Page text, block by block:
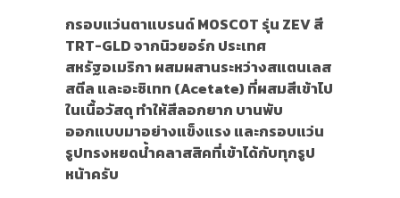
กรอบแว่นตาแบรนด์ MOSCOT รุ่น ZEV สี
TRT-GLD จากนิวยอร์ก ประเทศ
สหรัฐอเมริกา ผสมผสานระหว่างสแตนเลส
สตีล และอะซิเทท (Acetate) ที่ผสมสีเข้าไป
ในเนื้อวัสดุ ทำให้สีลอกยาก บานพับ
ออกแบบมาอย่างแข็งแรง และกรอบแว่น
รูปทรงหยดน้ำคลาสสิคที่เข้าได้กับทุกรูป
หน้าครับ